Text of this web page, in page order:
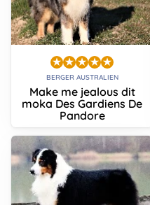
BERGER AUSTRALIEN
Make me jealous dit
moka Des Gardiens De
Pandore